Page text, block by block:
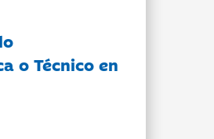
o Técnico en